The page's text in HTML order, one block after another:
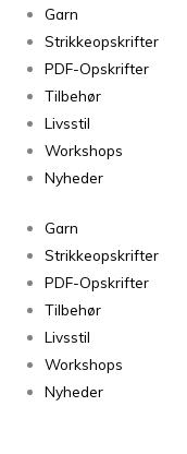
Garn
Strikkeopskrifter
PDF-Opskrifter
Tilbehør
Livsstil
Workshops
Nyheder
Garn
Strikkeopskrifter
PDF-Opskrifter
Tilbehør
Livsstil
Workshops
Nyheder